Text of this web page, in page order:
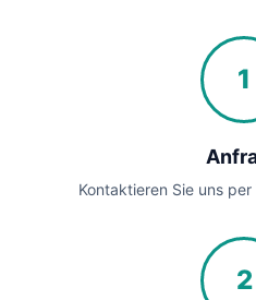
1
Kontaktieren Sie uns
2